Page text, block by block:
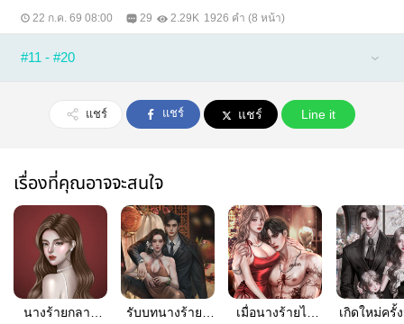
22 ก.ค. 69 08:00 29 2.29K 1926 คำ (8 หน้า)
#11 - #20
แชร์ แชร์ แชร์ Line it
เรื่องที่คุณอาจจะสนใจ
นางร้ายกลาย
รับบทนางร้ายที่
เมื่อนางร้ายไม่
เกิดใหม่ครั้